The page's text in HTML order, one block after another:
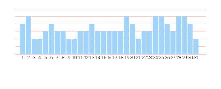
1 2 3 4 5 6 7 8 9 10 11 12 13 14 15 16 17 18 192021 22232425262728293031